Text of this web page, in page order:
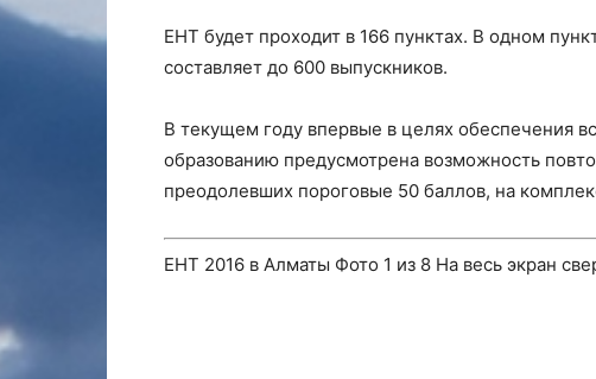
ЕНТ будет проходит в 166 пунктах. В одном
составляет до 600 выпускников.
В текущем году впервые в целях обеспечения
образованию предусмотрена возможность
преодолевших пороговые 50 баллов, на
ЕНТ 2016 в Алматы Фото 1 из 8 На весь экран